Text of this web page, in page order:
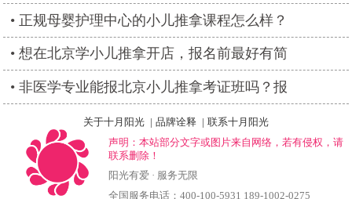
正规母婴护理中心的小儿推拿课程怎么样？
想在北京学小儿推拿开店，报名前最好有简
非医学专业能报北京小儿推拿考证班吗？报
关于十月阳光 | 品牌诠释 | 联系十月阳光
声明：本站部分文字或图片来自网络，若有侵权，请
联系删除！
阳光有爱 · 服务无限
全国服务电话：400-100-5931 189-1002-0275